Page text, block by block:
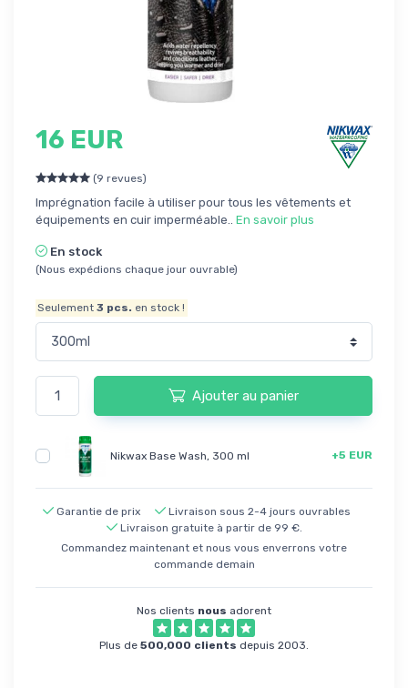
16 EUR
(9 revues)
Imprégnation facile à utiliser pour tous les vêtements et
équipements en cuir imperméable.. En savoir plus
En stock
(Nous expédions chaque jour ouvrable)
Seulement3 pcs. en stock !
Ajouter au panier
Nikwax Base Wash, 300 ml +5 EUR
Garantie de prix
Livraison sous 2-4 jours ouvrables
Livraison gratuite à partir de 99 €.
Commandez maintenant et nous vous enverrons votre
commande demain
Nos clients nous adorent
Plus de 500,000 clients depuis 2003.